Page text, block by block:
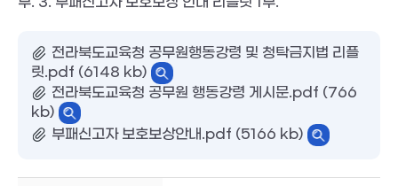
전라북도교육청 공무원행동강령 및 청탁금지법 리플
릿.pdf (6148 kb)
전라북도교육청 공무원 행동강령 게시문.pdf (766
kb)
부패신고자 보호보상안내.pdf (5166 kb)